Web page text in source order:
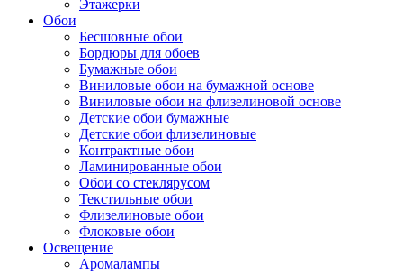
Этажерки
Обои
Бесшовные обои
Бордюры для обоев
Бумажные обои
Виниловые обои на бумажной основе
Виниловые обои на флизелиновой основе
Детские обои бумажные
Детские обои флизелиновые
Контрактные обои
Ламинированные обои
Обои со стеклярусом
Текстильные обои
Флизелиновые обои
Флоковые обои
Освещение
Аромалампы